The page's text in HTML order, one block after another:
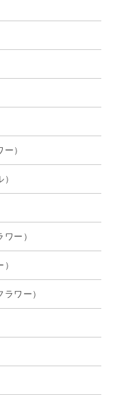
）
ー）
ワー）